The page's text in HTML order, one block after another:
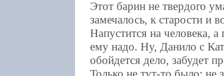
Этот барин не твердого
замечалось, к старости и
Напустится на человека,
ему надо. Ну, Данило с
обойдется дело, забудет